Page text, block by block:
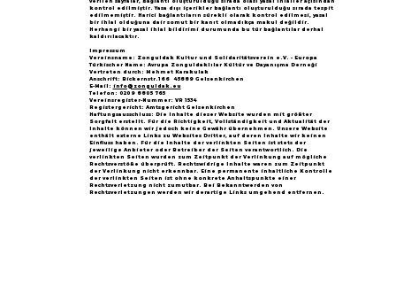
verilen sayfalar, bağlantı oluşturulduğu sırada olası yasal ihlaller açısından
kontrol edilmiştir. Yasa dışı içerikler bağlantı oluşturulduğu sırada tespit
edilmemiştir. Harici bağlantıların sürekli olarak kontrol edilmesi, yasal
bir ihlal olduğuna dair somut bir kanıt olmadıkça makul değildir.
Herhangi bir yasal ihlal bildirimi durumunda bu tür bağlantılar derhal
kaldırılacaktır.
Impressum
Vereinsname: Zonguldak Kultur und Solidaritätsverein e.V. - Europa
Türkischer Name: Avrupa Zonguldaklılar Kültür ve Dayanışma Derneği
Vertreten durch: Mehmet Karakulak
Anschrift: Bickernstr.166 45889 Gelsenkirchen
E-Mail: info@zonguldak.eu
Telefon: 0209 8805 765
Vereinsregister-Nummer: VR 1534
Registergericht: Amtsgericht Gelsenkirchen
Haftungsausschluss: Die Inhalte dieser Website wurden mit größter
Sorgfalt erstellt. Für die Richtigkeit, Vollständigkeit und Aktualität der
Inhalte können wir jedoch keine Gewähr übernehmen. Unsere Website
enthält externe Links zu Websites Dritter, auf deren Inhalte wir keinen
Einfluss haben. Für die Inhalte der verlinkten Seiten ist stets der
jeweilige Anbieter oder Betreiber der Seiten verantwortlich. Die
verlinkten Seiten wurden zum Zeitpunkt der Verlinkung auf mögliche
Rechtsverstöße überprüft. Rechtswidrige Inhalte waren zum Zeitpunkt
der Verlinkung nicht erkennbar. Eine permanente inhaltliche Kontrolle
der verlinkten Seiten ist ohne konkrete Anhaltspunkte einer
Rechtsverletzung nicht zumutbar. Bei Bekanntwerden von
Rechtsverletzungen werden wir derartige Links umgehend entfernen.